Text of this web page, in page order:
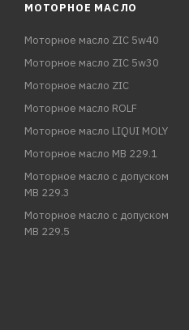
МОТОРНОЕ МАСЛО
Моторное масло ZIC 5w40
Моторное масло ZIC 5w30
Моторное масло ZIC
Моторное масло ROLF
Моторное масло LIQUI MOLY
Моторное масло MB 229.1
Моторное масло с допуском
MB 229.3
Моторное масло с допуском
MB 229.5